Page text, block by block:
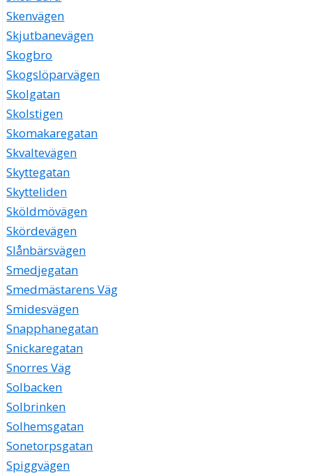
Skenvägen
Skjutbanevägen
Skogbro
Skogslöparvägen
Skolgatan
Skolstigen
Skomakaregatan
Skvaltevägen
Skyttegatan
Skytteliden
Sköldmövägen
Skördevägen
Slånbärsvägen
Smedjegatan
Smedmästarens Väg
Smidesvägen
Snapphanegatan
Snickaregatan
Snorres Väg
Solbacken
Solbrinken
Solhemsgatan
Sonetorpsgatan
Spiggvägen